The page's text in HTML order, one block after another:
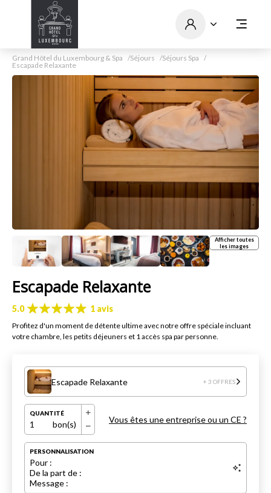
Grand Hôtel du Luxembourg & Spa Séjours
Séjours Spa
Escapade Relaxante
Afficher toutes
les images
Escapade Relaxante
5.0 1 avis
Profitez d'un moment de détente ultime avec notre offre spéciale incluant
votre chambre, les petits déjeuners et 1 accès spa par personne.
Escapade Relaxante + 3 OFFRES
QUANTITÉ
1 bon(s) Vous êtes une entreprise ou un CE ?
PERSONNALISATION
Pour :
De la part de :
Message :